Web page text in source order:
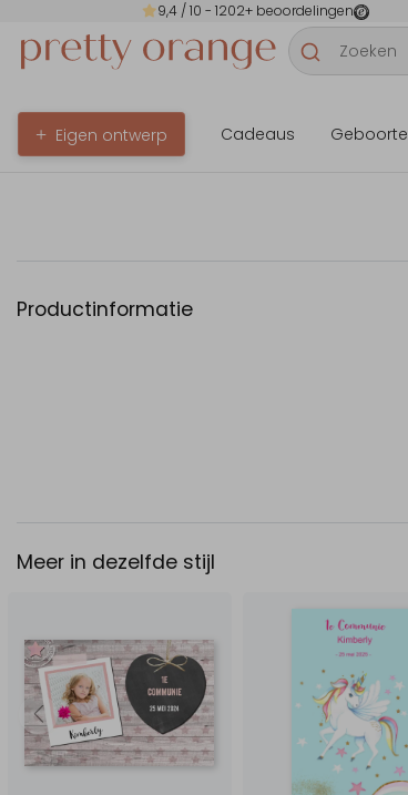
9,4/ 10 - 1202+ beoordelingen
Eigen ontwerp Cadeaus Geboorte
Productinformatie
Meer in dezelfde stijl